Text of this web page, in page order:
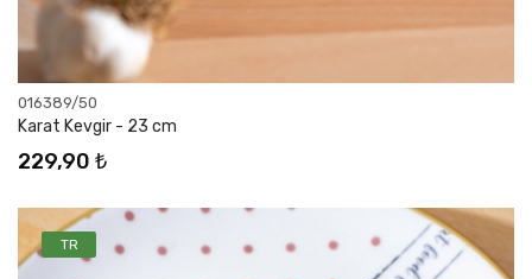
016389/50
Karat Kevgir - 23 cm
229,90 ₺
TR